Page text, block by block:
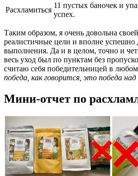
Расхламиться
11 пустых баночек и
успех.
Таким образом, я очень довольна
реалистичные цели и вполне успешно
выполнения. Да и в целом, точно и
весь уход был по пунктам без
считаю себя победительницей в любом
победа, как говорится, это победа над
Мини-отчет по